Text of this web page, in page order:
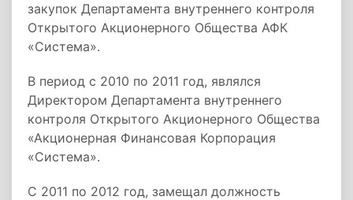
закупок Департамента внутреннего контроля
Открытого Акционерного Общества АФК
«Система».
В период с 2010 по 2011 год, являлся
Директором Департамента внутреннего
контроля Открытого Акционерного Общества
«Акционерная Финансовая Корпорация
«Система».
С 2011 по 2012 год, замещал должность